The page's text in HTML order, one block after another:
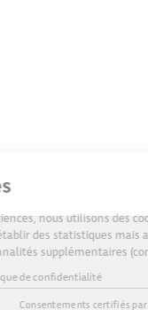
Sur Echosciences,
audience, établir des
de fonctionnalités
Lire la politique de